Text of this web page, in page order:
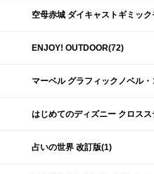
空母赤城 ダイキャストギミッ
ENJOY! OUTDOOR(72)
マーベル グラフィックノベル
はじめてのディズニー クロス
占いの世界 改訂版(1)